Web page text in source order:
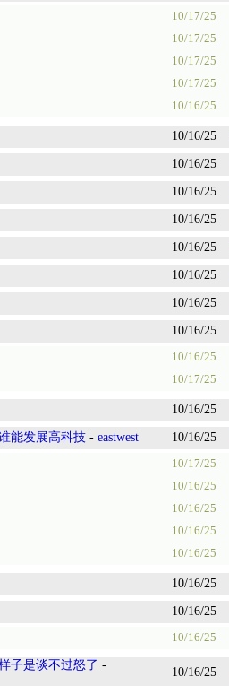
10/17/25
10/17/25
10/17/25
10/17/25
10/16/25
10/16/25
10/16/25
10/16/25
10/16/25
10/16/25
10/16/25
10/16/25
10/16/25
10/16/25
10/17/25
10/16/25
能发展高科技 - eastwest 10/16/25
10/17/25
10/16/25
10/16/25
10/16/25
10/16/25
10/16/25
10/16/25
10/16/25
子是谈不过怒了 -
10/16/25